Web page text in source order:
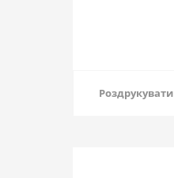
Роздрукувати